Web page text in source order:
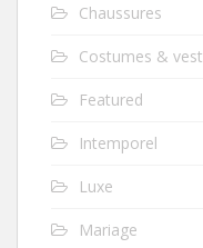
Chaussures
Costumes &
Featured
Intemporel
Luxe
Mariage